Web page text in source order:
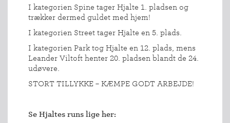
I kategorien Spine tager Hjalte 1. pladsen og
trækker dermed guldet med hjem!
I kategorien Street tager Hjalte en 5. plads.
I kategorien Park tog Hjalte en 12. plads, mens
Leander Viltoft henter 20. pladsen blandt de 24.
udøvere.
STORT TILLYKKE – KÆMPE GODT ARBEJDE!
Se Hjaltes runs lige her: